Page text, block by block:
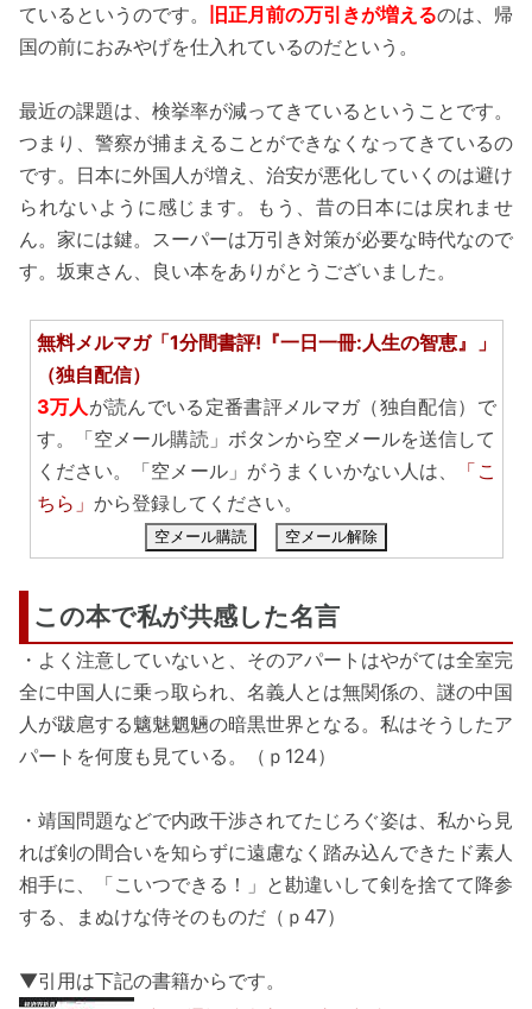
ているというのです。 旧正月前の万引きが増えるのは、帰
国の前におみやげを仕入れているのだという。
最近の課題は、検挙率が減ってきているということです。
つまり、警察が捕まえることができなくなってきているの
です。日本に外国人が増え、治安が悪化していくのは避け
られないように感じます。もう、昔の日本には戻れませ
ん。家には鍵。スーパーは万引き対策が必要な時代なので
す。坂東さん、良い本をありがとうございました。
無料メルマガ「1分間書評!『一日一冊:人生の智恵』」
（独自配信）
3万人 が読んでいる定番書評メルマガ（独自配信）で
す。「空メール購読」ボタンから空メールを送信して
ください。「空メール」がうまくいかない人は、
「こ
ちら」 から登録してください。
空メール購読 空メール解除
この本で私が共感した名言
・よく注意していないと、そのアパートはやがては全室完
全に中国人に乗っ取られ、名義人とは無関係の、謎の中国
人が跋扈する魑魅魍魎の暗黒世界となる。私はそうしたア
パートを何度も見ている。（ｐ124）
・靖国問題などで内政干渉されてたじろぐ姿は、私から見
れば剣の間合いを知らずに遠慮なく踏み込んできたド素人
相手に、「こいつできる！」と勘違いして剣を捨てて降参
する、まぬけな侍そのものだ（ｐ47）
▼引用は下記の書籍からです。